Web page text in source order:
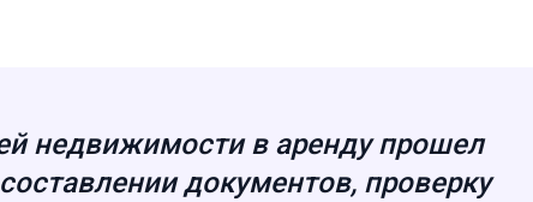
недвижимости в аренду прошел
документов, проверку